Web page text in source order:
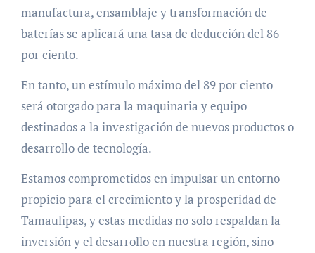
manufactura, ensamblaje y transformación de
baterías se aplicará una tasa de deducción del 86
por ciento.
En tanto, un estímulo máximo del 89 por ciento
será otorgado para la maquinaria y equipo
destinados a la investigación de nuevos productos o
desarrollo de tecnología.
Estamos comprometidos en impulsar un entorno
propicio para el crecimiento y la prosperidad de
Tamaulipas, y estas medidas no solo respaldan la
inversión y el desarrollo en nuestra región, sino